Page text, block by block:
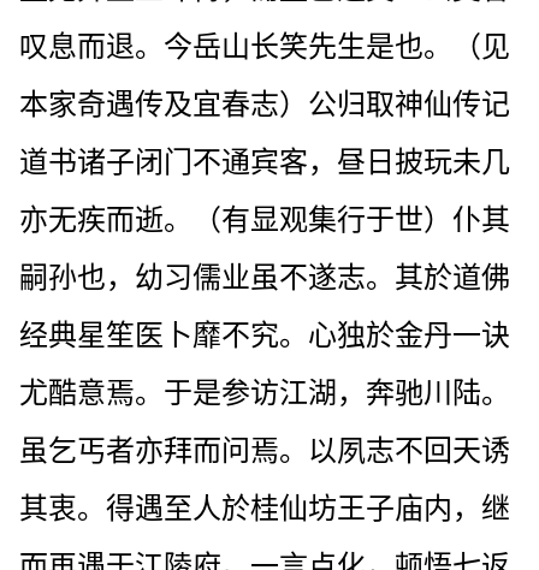
叹息而退。今岳山长笑先生是也。（见
本家奇遇传及宜春志）公归取神仙传记
道书诸子闭门不通宾客，昼日披玩未几
亦无疾而逝。（有显观集行于世）仆其
嗣孙也，幼习儒业虽不遂志。其於道佛
经典星笙医卜靡不究。心独於金丹一诀
尤酷意焉。于是参访江湖，奔驰川陆。
虽乞丐者亦拜而问焉。以夙志不回天诱
其衷。得遇至人於桂仙坊王子庙内，继